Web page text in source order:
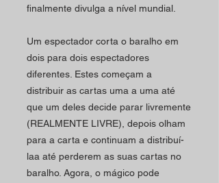
finalmente divulga a nível mundial.
Um espectador corta o baralho em
dois para dois espectadores
diferentes. Estes começam a
distribuir as cartas uma a uma até
que um deles decide parar livremente
(REALMENTE LIVRE), depois olham
para a carta e continuam a distribuí-
laa até perderem as suas cartas no
baralho. Agora, o mágico pode